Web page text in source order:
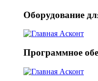
Оборудование
Программное